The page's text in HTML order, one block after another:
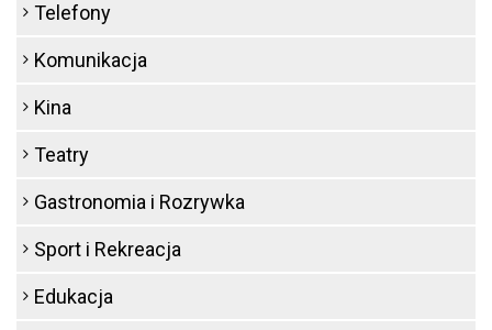
Telefony
Komunikacja
Kina
Teatry
Gastronomia i Rozrywka
Sport i Rekreacja
Edukacja